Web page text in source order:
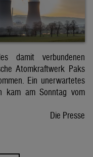
damit verbundenen
Atomkraftwerk Paks
Ein unerwartetes
kam am Sonntag vom
Die Presse